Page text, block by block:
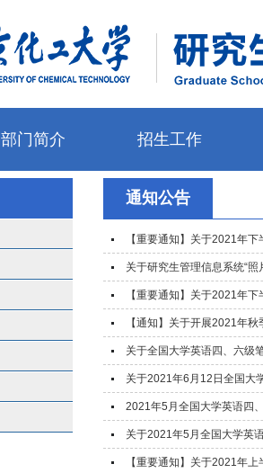
部门简介 招生工作
通知公告
【重要通知】关于2021年
关于研究生管理信息系统“
【重要通知】关于2021年
【通知】关于开展2021年
关于全国大学英语四、六级
关于2021年6月12日全国大
2021年5月全国大学英语四
关于2021年5月全国大学英
【重要通知】关于2021年